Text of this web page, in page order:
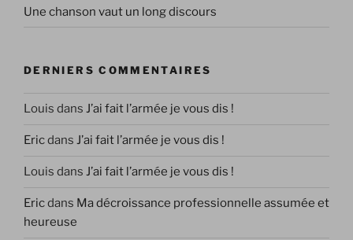
Une chanson vaut un long discours
DERNIERS COMMENTAIRES
Louis dans J’ai fait l’armée je vous dis !
Ericdans J’ai fait l’armée je vous dis !
Louis dans J’ai fait l’armée je vous dis !
Ericdans Ma décroissance professionnelle assumée et
heureuse